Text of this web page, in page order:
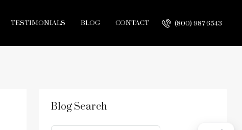
TESTIMONIALS BLOG CONTACT (800) 987 6543
Blog Search